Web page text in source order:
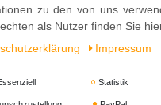
Antioxidationsmittel E319),
E631, E627, Aroma,
zu den von uns
als Nutzer finden Sie
Impressum
Statistik